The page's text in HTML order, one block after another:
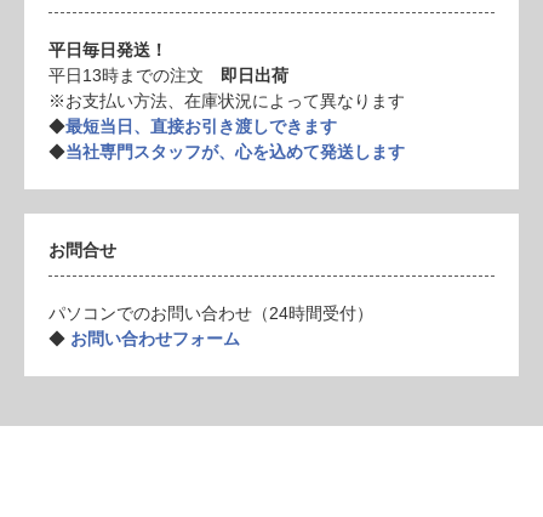
平日毎日発送！
平日13時までの注文 即日出荷
※お支払い方法、在庫状況によって異なります
◆最短当日、直接お引き渡しできます
◆当社専門スタッフが、心を込めて発送します
お問合せ
パソコンでのお問い合わせ（24時間受付）
◆ お問い合わせフォーム